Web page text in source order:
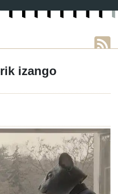
izango